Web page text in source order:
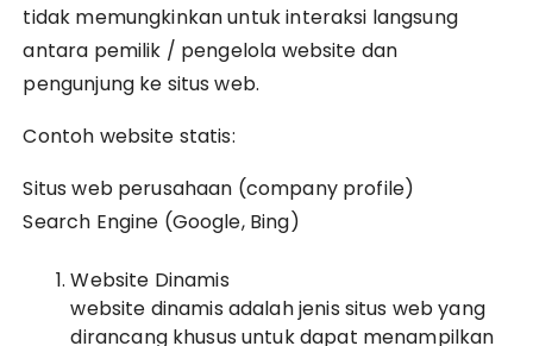
tidak memungkinkan untuk interaksi langsung
antara pemilik / pengelola website dan
pengunjung ke situs web.
Contoh website statis:
Situs web perusahaan (company profile)
Search Engine (Google, Bing)
Website Dinamis
website dinamis adalah jenis situs web yang
dirancang khusus untuk dapat menampilkan